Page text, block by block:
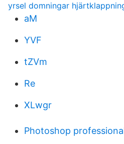
yrsel domningar
aM
YVF
tZVm
Re
XLwgr
Photoshop